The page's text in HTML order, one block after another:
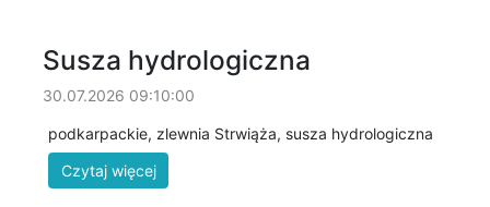
Susza hydrologiczna
30.07.2026 09:10:00
podkarpackie, zlewnia Strwiąża, susza hydrologiczna